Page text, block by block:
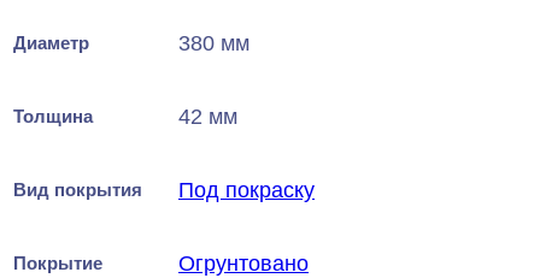
Диаметр 380 мм
Толщина 42 мм
Вид покрытия Под покраску
Покрытие Огрунтовано